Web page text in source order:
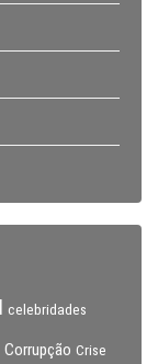
celebridades
Corrupção Crise